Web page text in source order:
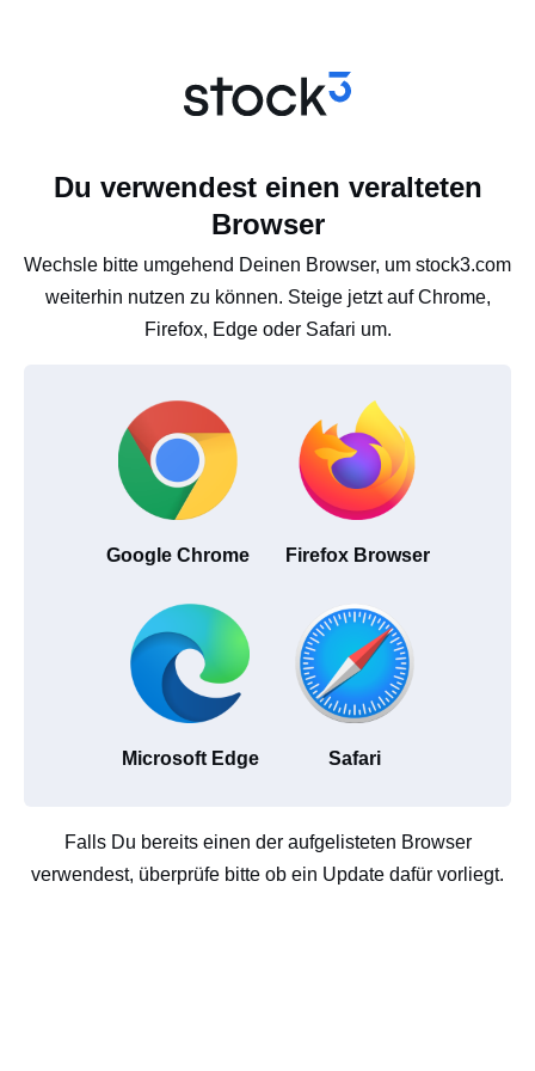
Du verwendest einen veralteten
Browser
Wechsle bitte umgehend Deinen Browser, um stock3.com
weiterhin nutzen zu können. Steige jetzt auf Chrome,
Firefox, Edge oder Safari um.
Google Chrome Firefox Browser
Microsoft Edge Safari
Falls Du bereits einen der aufgelisteten Browser
verwendest, überprüfe bitte ob ein Update dafür vorliegt.